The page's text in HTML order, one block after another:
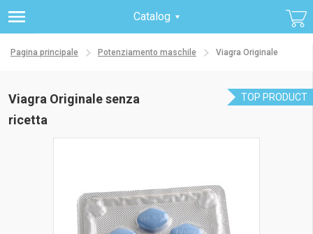
Catalog
Pagina principale Potenziamento maschile Viagra Originale
Viagra Originale senza
ricetta
TOP PRODUCT